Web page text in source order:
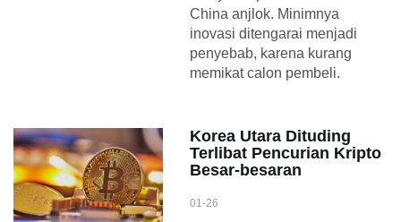
China anjlok. Minimnya
inovasi ditengarai menjadi
penyebab, karena kurang
memikat calon pembeli.
Korea Utara Dituding
Terlibat Pencurian Kripto
Besar-besaran
01-26